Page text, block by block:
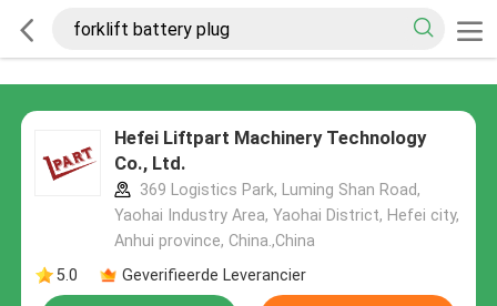
Hefei Liftpart Machinery Technology
Co., Ltd.
369 Logistics Park, Luming Shan Road,
Yaohai Industry Area, Yaohai District, Hefei city,
Anhui province, China.,China
5.0
Geverifieerde Leverancier